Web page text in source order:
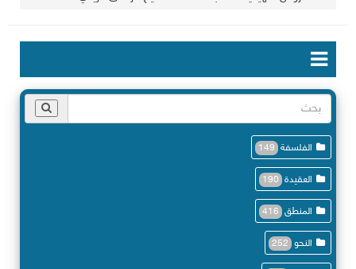
الفلسفة 149
العقيدة 190
المنطق 416
النحو 252